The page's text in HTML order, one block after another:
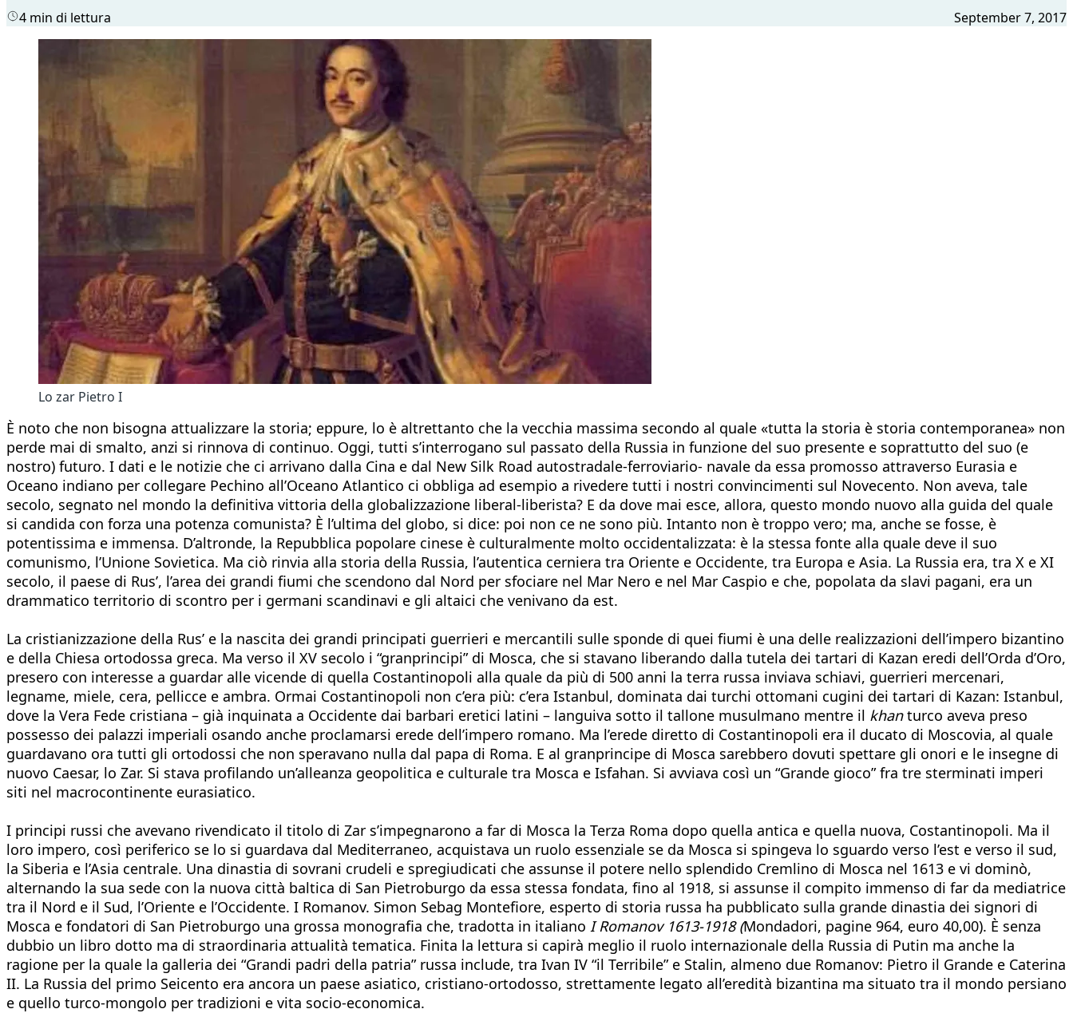
4 min di lettura September 7, 2017
Lo zar Pietro I
È noto che non bisogna attualizzare la storia; eppure, lo è altrettanto che la vecchia massima secondo al quale «tutta la storia è storia contemporanea» non
perde mai di smalto, anzi si rinnova di continuo. Oggi, tutti s’interrogano sul passato della Russia in funzione del suo presente e soprattutto del suo (e
nostro) futuro. I dati e le notizie che ci arrivano dalla Cina e dal New Silk Road autostradale-ferroviario- navale da essa promosso attraverso Eurasia e
Oceano indiano per collegare Pechino all’Oceano Atlantico ci obbliga ad esempio a rivedere tutti i nostri convincimenti sul Novecento. Non aveva, tale
secolo, segnato nel mondo la definitiva vittoria della globalizzazione liberal-liberista? E da dove mai esce, allora, questo mondo nuovo alla guida del quale
si candida con forza una potenza comunista? È l’ultima del globo, si dice: poi non ce ne sono più. Intanto non è troppo vero; ma, anche se fosse, è
potentissima e immensa. D’altronde, la Repubblica popolare cinese è culturalmente molto occidentalizzata: è la stessa fonte alla quale deve il suo
comunismo, l’Unione Sovietica. Ma ciò rinvia alla storia della Russia, l’autentica cerniera tra Oriente e Occidente, tra Europa e Asia. La Russia era, tra X e XI
secolo, il paese di Rus’, l’area dei grandi fiumi che scendono dal Nord per sfociare nel Mar Nero e nel Mar Caspio e che, popolata da slavi pagani, era un
drammatico territorio di scontro per i germani scandinavi e gli altaici che venivano da est.
La cristianizzazione della Rus’ e la nascita dei grandi principati guerrieri e mercantili sulle sponde di quei fiumi è una delle realizzazioni dell’impero bizantino
e della Chiesa ortodossa greca. Ma verso il XV secolo i “granprincipi” di Mosca, che si stavano liberando dalla tutela dei tartari di Kazan eredi dell’Orda d’Oro,
presero con interesse a guardar alle vicende di quella Costantinopoli alla quale da più di 500 anni la terra russa inviava schiavi, guerrieri mercenari,
legname, miele, cera, pellicce e ambra. Ormai Costantinopoli non c’era più: c’era Istanbul, dominata dai turchi ottomani cugini dei tartari di Kazan: Istanbul,
dove la Vera Fede cristiana – già inquinata a Occidente dai barbari eretici latini – languiva sotto il tallone musulmano mentre il khanturco aveva preso
possesso dei palazzi imperiali osando anche proclamarsi erede dell’impero romano. Ma l’erede diretto di Costantinopoli era il ducato di Moscovia, al quale
guardavano ora tutti gli ortodossi che non speravano nulla dal papa di Roma. E al granprincipe di Mosca sarebbero dovuti spettare gli onori e le insegne di
nuovo Caesar, lo Zar. Si stava profilando un’alleanza geopolitica e culturale tra Mosca e Isfahan. Si avviava così un “Grande gioco” fra tre sterminati imperi
siti nel macrocontinente eurasiatico.
I principi russi che avevano rivendicato il titolo di Zar s’impegnarono a far di Mosca la Terza Roma dopo quella antica e quella nuova, Costantinopoli. Ma il
loro impero, così periferico se lo si guardava dal Mediterraneo, acquistava un ruolo essenziale se da Mosca si spingeva lo sguardo verso l’est e verso il sud,
la Siberia e l’Asia centrale. Una dinastia di sovrani crudeli e spregiudicati che assunse il potere nello splendido Cremlino di Mosca nel 1613 e vi dominò,
alternando la sua sede con la nuova città baltica di San Pietroburgo da essa stessa fondata, fino al 1918, si assunse il compito immenso di far da mediatrice
tra il Nord e il Sud, l’Oriente e l’Occidente. I Romanov. Simon Sebag Montefiore, esperto di storia russa ha pubblicato sulla grande dinastia dei signori di
Mosca e fondatori di San Pietroburgo una grossa monografia che, tradotta in italiano I Romanov 1613-1918 (Mondadori, pagine 964, euro 40,00). È senza
dubbio un libro dotto ma di straordinaria attualità tematica. Finita la lettura si capirà meglio il ruolo internazionale della Russia di Putin ma anche la
ragione per la quale la galleria dei “Grandi padri della patria” russa include, tra Ivan IV “il Terribile” e Stalin, almeno due Romanov: Pietro il Grande e Caterina
II. La Russia del primo Seicento era ancora un paese asiatico, cristiano-ortodosso, strettamente legato all’eredità bizantina ma situato tra il mondo persiano
e quello turco-mongolo per tradizioni e vita socio-economica.